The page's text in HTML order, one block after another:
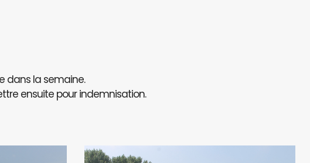
dans la semaine.
ensuite pour indemnisation.